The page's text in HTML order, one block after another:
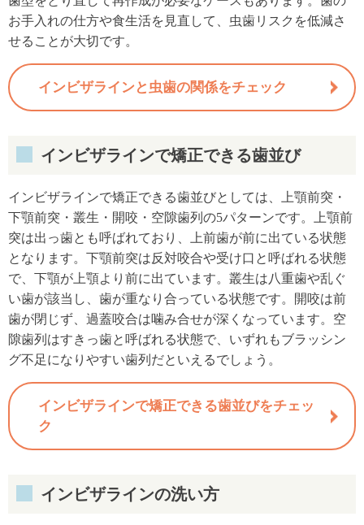
お手入れの仕方や食生活を見直して、虫歯リスクを低減さ
せることが大切です。
インビザラインと虫歯の関係をチェック
インビザラインで矯正できる歯並び
インビザラインで矯正できる歯並びとしては、上顎前突・
下顎前突・叢生・開咬・空隙歯列の5パターンです。上顎前
突は出っ歯とも呼ばれており、上前歯が前に出ている状態
となります。下顎前突は反対咬合や受け口と呼ばれる状態
で、下顎が上顎より前に出ています。叢生は八重歯や乱ぐ
い歯が該当し、歯が重なり合っている状態です。開咬は前
歯が閉じず、過蓋咬合は噛み合せが深くなっています。空
隙歯列はすきっ歯と呼ばれる状態で、いずれもブラッシン
グ不足になりやすい歯列だといえるでしょう。
インビザラインで矯正できる歯並びをチェッ
ク
インビザラインの洗い方